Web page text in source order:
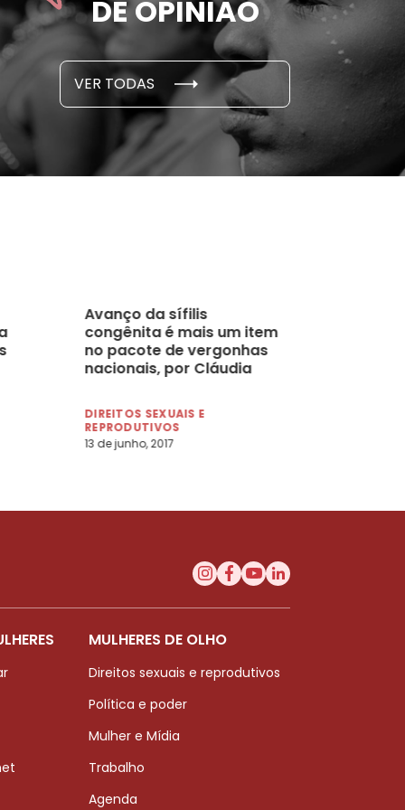
DE OPINIÃO
VER TODAS
em cada 6 já sofreu
E PESQUISAS
novembro, 2021
cidade
Avanço da sífilis
congênita é mais um item
no pacote de vergonhas
nacionais, por Cláudia
DIREITOS SEXUAIS E
REPRODUTIVOS
13 de junho, 2017
MULHERES DE OLHO
Direitos sexuais e reprodutivos
Política e poder
Mulher e Mídia
Trabalho
Agenda